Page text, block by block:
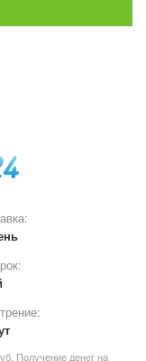
Получение денег на